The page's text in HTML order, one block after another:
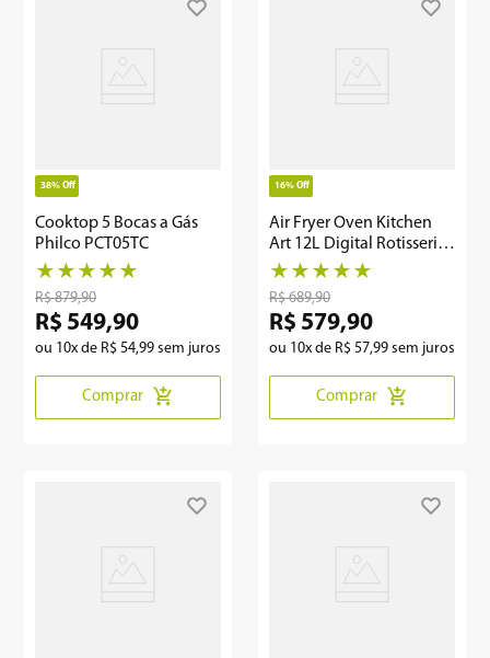
38% Off
Cooktop 5 Bocas a Gás
Philco PCT05TC
★ ★ ★ ★ ★
R$ 879,90
R$ 549,90
ou 10x de R$ 54,99 sem juros
Comprar
16% Off
Air Fryer Oven Kitchen
Art 12L Digital Rotisserie
KFR02
★ ★ ★ ★ ★
R$ 689,90
R$ 579,90
ou 10x de R$ 57,99 sem juros
Comprar